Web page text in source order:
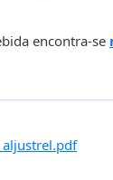
encontra-se